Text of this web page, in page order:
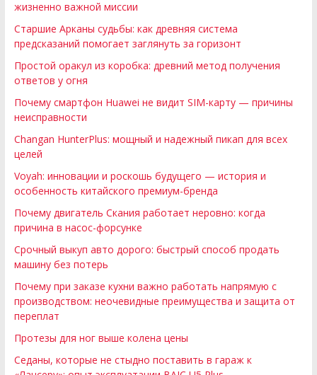
жизненно важной миссии
Старшие Арканы судьбы: как древняя система
предсказаний помогает заглянуть за горизонт
Простой оракул из коробка: древний метод получения
ответов у огня
Почему смартфон Huawei не видит SIM-карту — причины
неисправности
Changan HunterPlus: мощный и надежный пикап для всех
целей
Voyah: инновации и роскошь будущего — история и
особенность китайского премиум-бренда
Почему двигатель Скания работает неровно: когда
причина в насос-форсунке
Срочный выкуп авто дорого: быстрый способ продать
машину без потерь
Почему при заказе кухни важно работать напрямую с
производством: неочевидные преимущества и защита от
переплат
Протезы для ног выше колена цены
Седаны, которые не стыдно поставить в гараж к